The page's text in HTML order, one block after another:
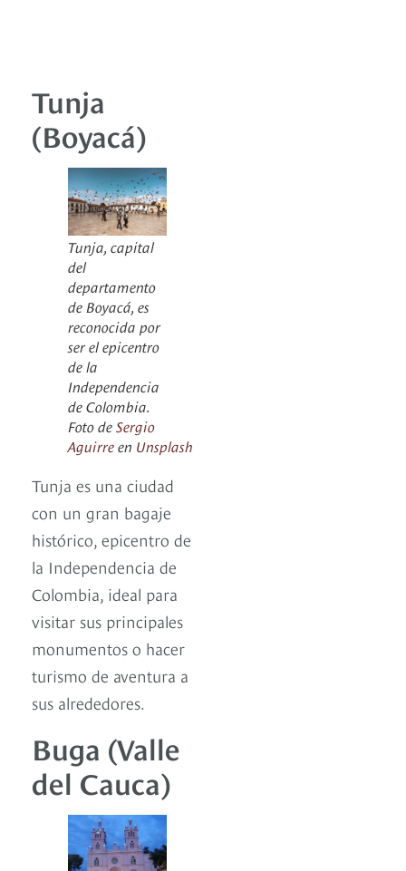
Tunja
(Boyacá)
Tunja, capital
del
departamento
de Boyacá, es
reconocida por
ser el epicentro
de la
Independencia
de Colombia.
Foto deSergio
Aguirreen Unsplash
Tunja es una ciudad
con un gran bagaje
histórico, epicentro de
la Independencia de
Colombia, ideal para
visitar sus principales
monumentos o hacer
turismo de aventura a
sus alrededores.
Buga (Valle
del Cauca)